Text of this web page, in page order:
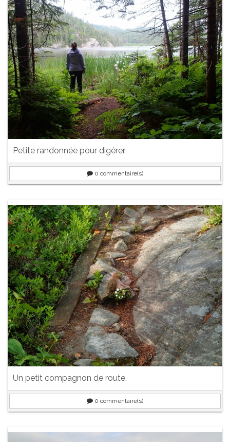
Petite randonnée pour digérer.
0 commentaire(s)
Un petit compagnon de route.
0 commentaire(s)